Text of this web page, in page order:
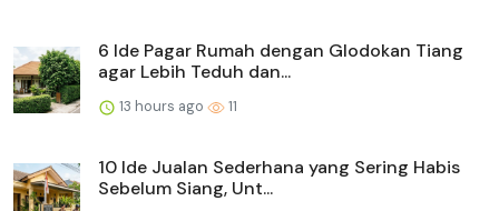
6 Ide Pagar Rumah dengan Glodokan Tiang
agar Lebih Teduh dan...
13 hours ago 11
10 Ide Jualan Sederhana yang Sering Habis
Sebelum Siang, Unt...